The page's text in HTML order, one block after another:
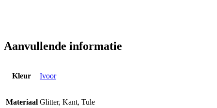
Aanvullende informatie
Kleur Ivoor
Materiaal Glitter, Kant, Tule